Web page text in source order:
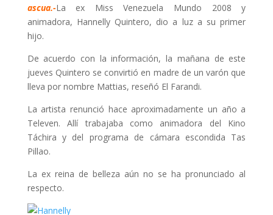
ascua.-La ex Miss Venezuela Mundo 2008 y
animadora, Hannelly Quintero, dio a luz a su primer
hijo.
De acuerdo con la información, la mañana de este
jueves Quintero se convirtió en madre de un varón que
lleva por nombre Mattias, reseñó El Farandi.
La artista renunció hace aproximadamente un año a
Televen. Allí trabajaba como animadora del Kino
Táchira y del programa de cámara escondida Tas
Pillao.
La ex reina de belleza aún no se ha pronunciado al
respecto.